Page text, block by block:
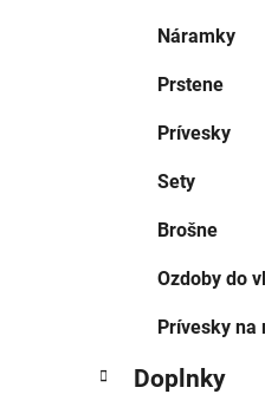
Náramky
Prstene
Prívesky
Sety
Brošne
Ozdoby do
Prívesky na
Doplnky